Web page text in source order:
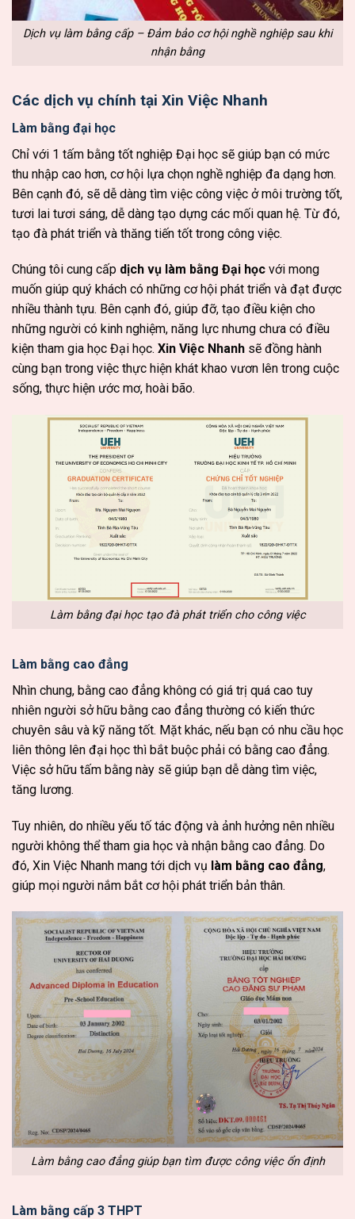
Dịch vụ làm bằng cấp – Đảm bảo cơ hội nghề nghiệp sau khi
nhận bằng
Các dịch vụ chính tại Xin Việc Nhanh
Làm bằng đại học
Chỉ với 1 tấm bằng tốt nghiệp Đại học sẽ giúp bạn có mức
thu nhập cao hơn, cơ hội lựa chọn nghề nghiệp đa dạng hơn.
Bên cạnh đó, sẽ dễ dàng tìm việc công việc ở môi trường tốt,
tươi lai tươi sáng, dễ dàng tạo dựng các mối quan hệ. Từ đó,
tạo đà phát triển và thăng tiến tốt trong công việc.
Chúng tôi cung cấp dịch vụ làm bằng Đại học với mong
muốn giúp quý khách có những cơ hội phát triển và đạt được
nhiều thành tựu. Bên cạnh đó, giúp đỡ, tạo điều kiện cho
những người có kinh nghiệm, năng lực nhưng chưa có điều
kiện tham gia học Đại học. Xin Việc Nhanh sẽ đồng hành
cùng bạn trong việc thực hiện khát khao vươn lên trong cuộc
sống, thực hiện ước mơ, hoài bão.
Làm bằng đại học tạo đà phát triển cho công việc
Làm bằng cao đẳng
Nhìn chung, bằng cao đẳng không có giá trị quá cao tuy
nhiên người sở hữu bằng cao đẳng thường có kiến thức
chuyên sâu và kỹ năng tốt. Mặt khác, nếu bạn có nhu cầu học
liên thông lên đại học thì bắt buộc phải có bằng cao đẳng.
Việc sở hữu tấm bằng này sẽ giúp bạn dễ dàng tìm việc,
tăng lương.
Tuy nhiên, do nhiều yếu tố tác động và ảnh hưởng nên nhiều
người không thể tham gia học và nhận bằng cao đẳng. Do
đó, Xin Việc Nhanh mang tới dịch vụ làm bằng cao đẳng,
giúp mọi người nắm bắt cơ hội phát triển bản thân.
Làm bằng cao đẳng giúp bạn tìm được công việc ổn định
Làm bằng cấp 3 THPT